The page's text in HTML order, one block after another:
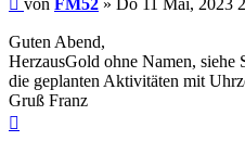
Guten Abend,
HerzausGold ohne Namen, siehe
die geplanten Aktivitäten mit
Gruß Franz